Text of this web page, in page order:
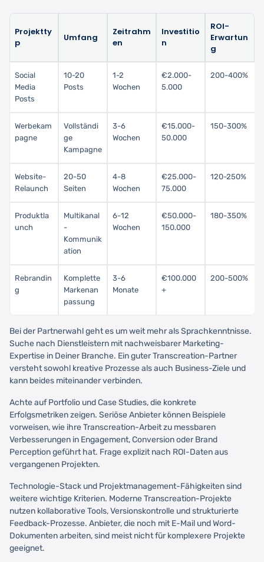
Projektty
p
Umfang
Zeitrahm
en
Investitio
n
ROI-
Erwartun
g
Social
Media
Posts
10-20
Posts
1-2
Wochen
€2.000-
5.000
200-400%
Werbekam
pagne
Vollständi
ge
Kampagne
3-6
Wochen
€15.000-
50.000
150-300%
Website-
Relaunch
20-50
Seiten
4-8
Wochen
€25.000-
75.000
120-250%
Produktla
unch
Multikanal
-
Kommunik
ation
6-12
Wochen
€50.000-
150.000
180-350%
Rebrandin
g
Komplette
Markenan
passung
3-6
Monate
€100.000
+
200-500%
Bei der Partnerwahl geht es um weit mehr als Sprachkenntnisse.
Suche nach Dienstleistern mit nachweisbarer Marketing-
Expertise in Deiner Branche. Ein guter Transcreation-Partner
versteht sowohl kreative Prozesse als auch Business-Ziele und
kann beides miteinander verbinden.
Achte auf Portfolio und Case Studies, die konkrete
Erfolgsmetriken zeigen. Seriöse Anbieter können Beispiele
vorweisen, wie ihre Transcreation-Arbeit zu messbaren
Verbesserungen in Engagement, Conversion oder Brand
Perception geführt hat. Frage explizit nach ROI-Daten aus
vergangenen Projekten.
Technologie-Stack und Projektmanagement-Fähigkeiten sind
weitere wichtige Kriterien. Moderne Transcreation-Projekte
nutzen kollaborative Tools, Versionskontrolle und strukturierte
Feedback-Prozesse. Anbieter, die noch mit E-Mail und Word-
Dokumenten arbeiten, sind meist nicht für komplexere Projekte
geeignet.